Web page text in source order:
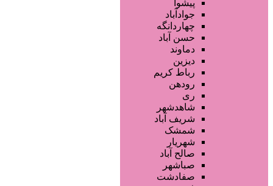
محصولات آرایشی
تجهیزات سالن زیبایی
محصولات پوست
محصولات مو
خدمات دندانپزشکی
سایر خدمات
پیشوا
جوادآباد
چهاردانگه
حسن آباد
دماوند
دیزین
رباط کریم
رودهن
ری
شاهدشهر
شریف آباد
شمشک
شهریار
صالح آباد
صباشهر
صفادشت